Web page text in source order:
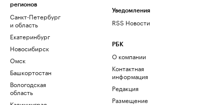
регионов
Санкт-Петербург
и область
Екатеринбург
Новосибирск
Омск
Башкортостан
Вологодская
область
Уведомления
RSS Новости
РБК
О компании
Контактная
информация
Редакция
Размещение